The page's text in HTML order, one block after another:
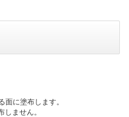
面に塗布します。
ません。